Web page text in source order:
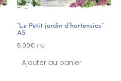
“Le Petit jardin d’hortensias”
A5
6.00€ TTC
Ajouter au panier